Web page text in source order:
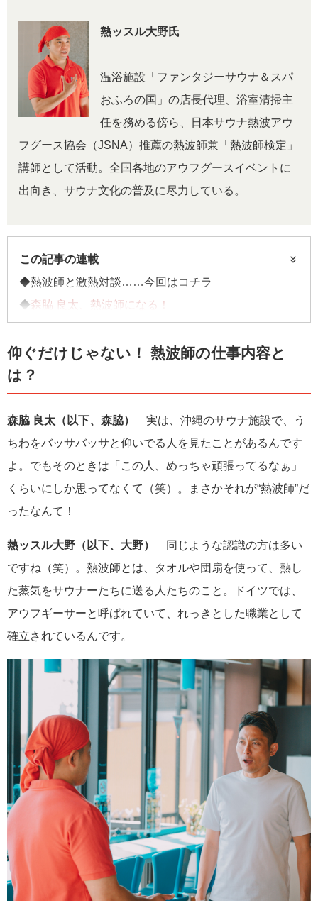
熱ッスル大野氏
温浴施設「ファンタジーサウナ＆スパ
おふろの国」の店長代理、浴室清掃主
任を務める傍ら、日本サウナ熱波アウ
フグース協会（JSNA）推薦の熱波師兼「熱波師検定」
講師として活動。全国各地のアウフグースイベントに
出向き、サウナ文化の普及に尽力している。
この記事の連載
◆熱波師と激熱対談……今回はコチラ
◆森脇 良太、熱波師になる！
◆子どもを伸ばす声掛けのコツ
連載記事一覧へ>>
仰ぐだけじゃない！ 熱波師の仕事内容と
は？
森脇 良太（以下、森脇）
実は、沖縄のサウナ施設で、う
ちわをバッサバッサと仰いでる人を見たことがあるんです
よ。でもそのときは「この人、めっちゃ頑張ってるなぁ」
くらいにしか思ってなくて（笑）。まさかそれが“熱波師”だ
ったなんて！
熱ッスル大野（以下、大野）
同じような認識の方は多い
ですね（笑）。熱波師とは、タオルや団扇を使って、熱し
た蒸気をサウナーたちに送る人たちのこと。ドイツでは、
アウフギーサーと呼ばれていて、れっきとした職業として
確立されているんです。